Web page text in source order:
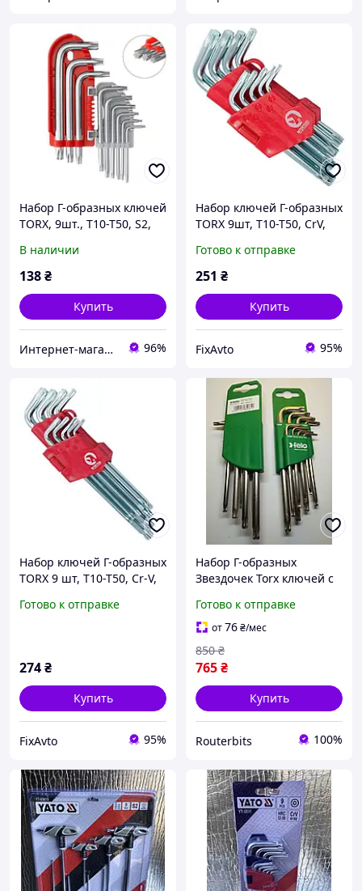
Набор Г-образных ключей
TORX, 9шт., Т10-Т50, S2,
В наличии
138₴
Купить
Интернет-магазин "Novida" 96%
Набор ключей Г-образных
TORX 9шт, Т10-Т50, CrV,
Готово к отправке
251 ₴
Купить
FixAvto 95%
Набор ключей Г-образных
TORX 9 шт, Т10-Т50, Cr-V,
Готово к отправке
274₴
Купить
FixAvto 95%
Набор Г-образных
Звездочек Torx ключей с
Felo 8 шт Torx T9-T40
34808011
Готово к отправке
от76₴/мес
765₴
850 ₴
Купить
Routerbits 100%